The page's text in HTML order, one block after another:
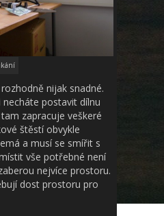
nijak snadné.
postavit dílnu
zapracuje veškeré
štěstí obvykle
a musí se smířit s
vše potřebné není
nejvíce prostoru.
dost prostoru pro